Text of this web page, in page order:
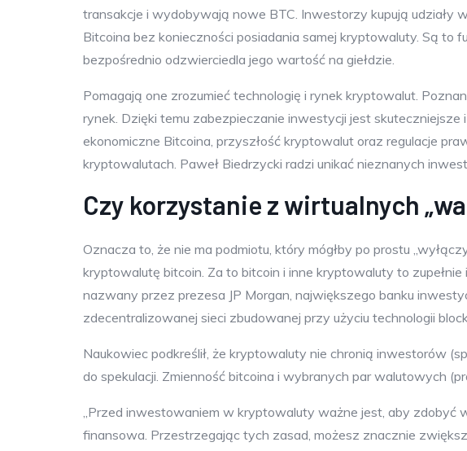
transakcje i wydobywają nowe BTC. Inwestorzy kupują udziały
Bitcoina bez konieczności posiadania samej kryptowaluty. Są to
bezpośrednio odzwierciedla jego wartość na giełdzie.
Pomagają one zrozumieć technologię i rynek kryptowalut.
rynek. Dzięki temu zabezpieczanie inwestycji jest
ekonomiczne Bitcoina, przyszłość kryptowalut oraz regulacje
kryptowalutach. Paweł Biedrzycki radzi unikać nieznanych
Czy korzystanie z wirtualnych
Oznacza to, że nie ma podmiotu, który mógłby po prostu
kryptowalutę bitcoin. Za to bitcoin i inne kryptowaluty to
nazwany przez prezesa JP Morgan, największego banku
zdecentralizowanej sieci zbudowanej przy użyciu technologii
Naukowiec podkreślił, że kryptowaluty nie chronią inwestorów
do spekulacji. Zmienność bitcoina i wybranych par walutowych
„Przed inwestowaniem w kryptowaluty ważne jest, aby zdobyć
finansowa. Przestrzegając tych zasad, możesz znacznie